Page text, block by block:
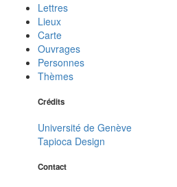
Lettres
Lieux
Carte
Ouvrages
Personnes
Thèmes
Crédits
Université de Genève
Tapioca Design
Contact